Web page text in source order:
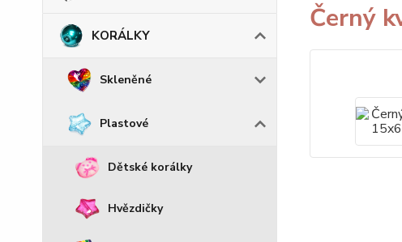
KORÁLKY
Skleněné
Plastové
Dětské korálky
Hvězdičky
Černý